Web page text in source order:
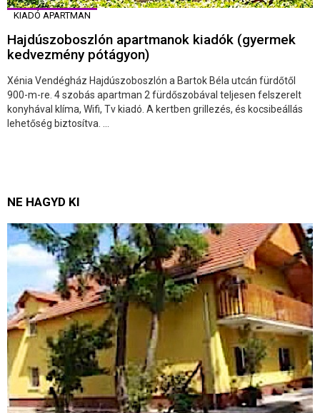
KIADÓ APARTMAN
Hajdúszoboszlón apartmanok kiadók (gyermek
kedvezmény pótágyon)
Xénia Vendégház Hajdúszoboszlón a Bartok Béla utcán fürdőtől
900-m-re. 4 szobás apartman 2 fürdőszobával teljesen felszerelt
konyhával klíma, Wifi, Tv kiadó. A kertben grillezés, és kocsibeállás
lehetőség biztosítva. ...
NE HAGYD KI